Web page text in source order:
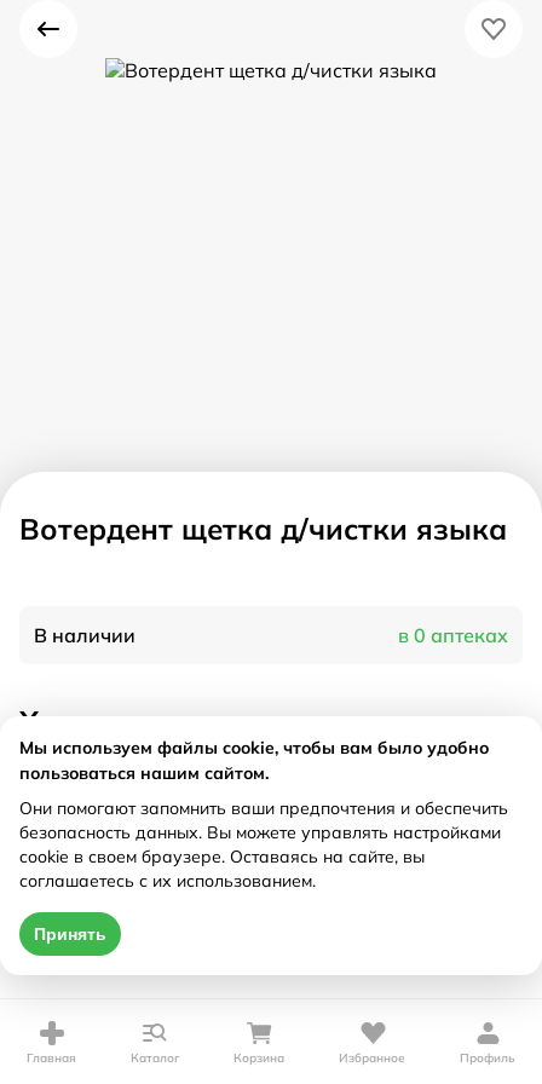
Вотердент щетка д/чистки языка
В наличии в 0 аптеках
Характеристики
Производитель
Рецепт
Не требуется
Цена действительна только при оформлении онлайн
Главная Каталог Корзина Избранное Профиль
Мы используем файлы cookie, чтобы вам было удобно
пользоваться нашим сайтом.
Они помогают запомнить ваши предпочтения и обеспечить
безопасность данных. Вы можете управлять настройками
cookie в своем браузере. Оставаясь на сайте, вы
соглашаетесь с их использованием.
Принять